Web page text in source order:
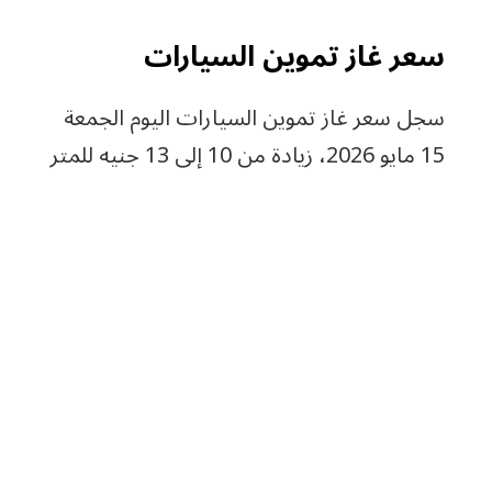
سعر غاز تموين السيارات
سجل سعر غاز تموين السيارات اليوم الجمعة
15 مايو 2026، زيادة من 10 إلى 13 جنيه للمتر